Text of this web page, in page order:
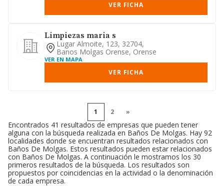
VER FICHA
Limpiezas maria s
Lugar Almoite, 123, 32704,
Banos Molgas Orense, Orense
VER EN MAPA
VER FICHA
1 2 »
Encontrados 41 resultados de empresas que pueden tener
alguna con la búsqueda realizada en Baños De Molgas. Hay 92
localidades donde se encuentran resultados relacionados con
Baños De Molgas. Estos resultados pueden estar relacionados
con Baños De Molgas. A continuación le mostramos los 30
primeros resultados de la búsqueda. Los resultados son
propuestos por coincidencias en la actividad o la denominación
de cada empresa.